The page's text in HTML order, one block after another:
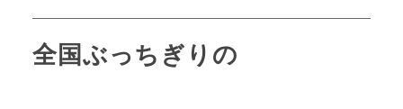
全国ぶっちぎりの